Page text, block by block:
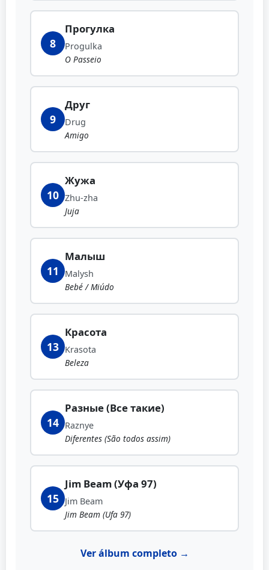
8
Прогулка
Progulka
O Passeio
9
Друг
Drug
Amigo
10
Жужа
Zhu-zha
Juja
11
Малыш
Malysh
Bebé / Miúdo
13
Красота
Krasota
Beleza
14
Разные (Все такие)
Raznye
Diferentes (São todos assim)
15
Jim Beam (Уфа 97)
Jim Beam
Jim Beam (Ufa 97)
Ver álbum completo →